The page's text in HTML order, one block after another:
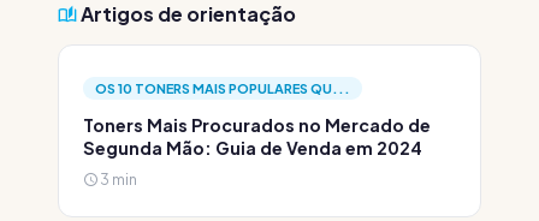
Artigos de orientação
OS 10 TONERS MAIS POPULARES QU...
Toners Mais Procurados no Mercado de
Segunda Mão: Guia de Venda em 2024
3 min